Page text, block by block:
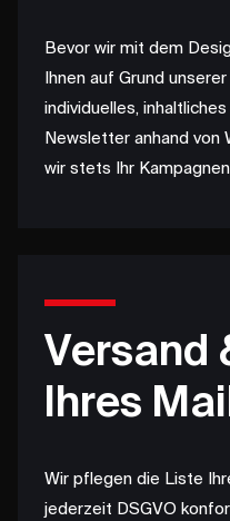
Bevor wir mit dem
Ihnen auf Grund
individuelles,
Newsletter anhand von
wir stets Ihr
Versand
Ihres
Wir pflegen die Liste
jederzeit DSGVO